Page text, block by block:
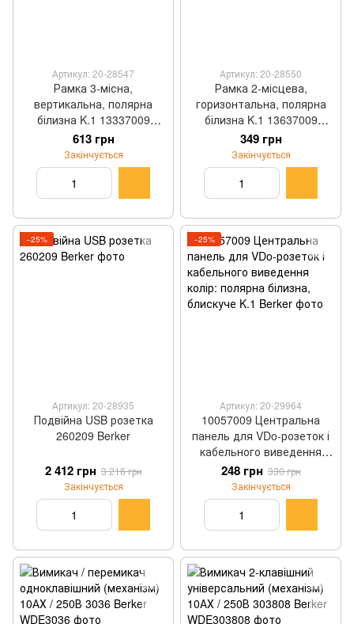
Артикул: 20-28547
Рамка 3-місна,
вертикальна, полярна
білизна K.1 13337009
Berker
613 грн
Закінчується
Артикул: 20-28550
Рамка 2-місцева,
горизонтальна, полярна
білизна K.1 13637009
Berker
349 грн
Закінчується
−25%
Артикул: 20-28935
Подвійна USB розетка
260209 Berker
2 412 грн 3 216 грн
Закінчується
−25%
Артикул: 20-29964
10057009 Центральна
панель для VDo-розеток і
кабельного виведення
колір: полярна білизна,
блискуче K.1 Berker
248 грн 330 грн
Закінчується